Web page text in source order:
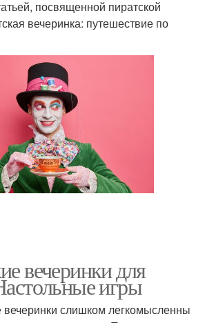
посвященной пиратской
вечеринка: путешествие по
вечеринки для
игры
вечеринки слишком легкомысленны